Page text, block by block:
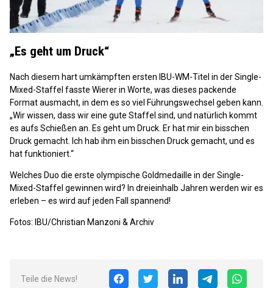
„Es geht um Druck“
Nach diesem hart umkämpften ersten IBU-WM-Titel in der Single-
Mixed-Staffel fasste Wierer in Worte, was dieses packende
Format ausmacht, in dem es so viel Führungswechsel geben kann.
„Wir wissen, dass wir eine gute Staffel sind, und natürlich kommt
es aufs Schießen an. Es geht um Druck. Er hat mir ein bisschen
Druck gemacht. Ich hab ihm ein bisschen Druck gemacht, und es
hat funktioniert.“
Welches Duo die erste olympische Goldmedaille in der Single-
Mixed-Staffel gewinnen wird? In dreieinhalb Jahren werden wir es
erleben – es wird auf jeden Fall spannend!
Fotos: IBU/Christian Manzoni & Archiv
Teile die News!